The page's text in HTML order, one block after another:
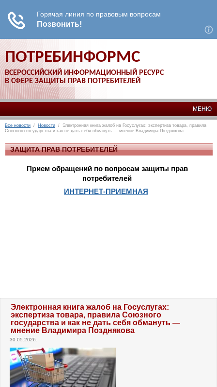
ПОТРЕБИНФОРМС
ВСЕРОССИЙСКИЙ ИНФОРМАЦИОННЫЙ РЕСУРС
В СФЕРЕ ЗАЩИТЫ ПРАВ ПОТРЕБИТЕЛЕЙ
МЕНЮ
Все новости / Новости / Электронная книга жалоб на Госуслугах: экспертиза товара, правила
Союзного государства и как не дать себя обмануть — мнение Владимира Позднякова
ЗАЩИТА ПРАВ ПОТРЕБИТЕЛЕЙ
Прием обращений по вопросам защиты прав
потребителей
ИНТЕРНЕТ-ПРИЕМНАЯ
Электронная книга жалоб на Госуслугах:
экспертиза товара, правила Союзного
государства и как не дать себя обмануть —
мнение Владимира Позднякова
30.05.2026.